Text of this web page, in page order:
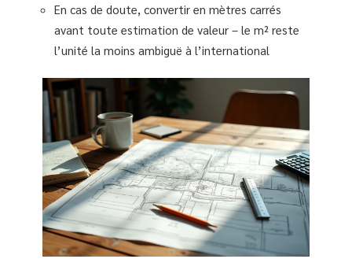
En cas de doute, convertir en mètres carrés
avant toute estimation de valeur – le m² reste
l’unité la moins ambiguë à l’international